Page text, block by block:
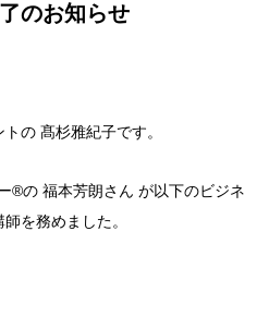
のお知らせ
の 髙杉雅紀子です。
®の 福本芳朗さん が以下のビジネ
を務めました。